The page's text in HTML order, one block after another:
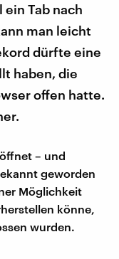
Tab nach
man leicht
dürfte eine
haben, die
offen hatte.
– und
geworden
Möglichkeit
könne,
wurden.